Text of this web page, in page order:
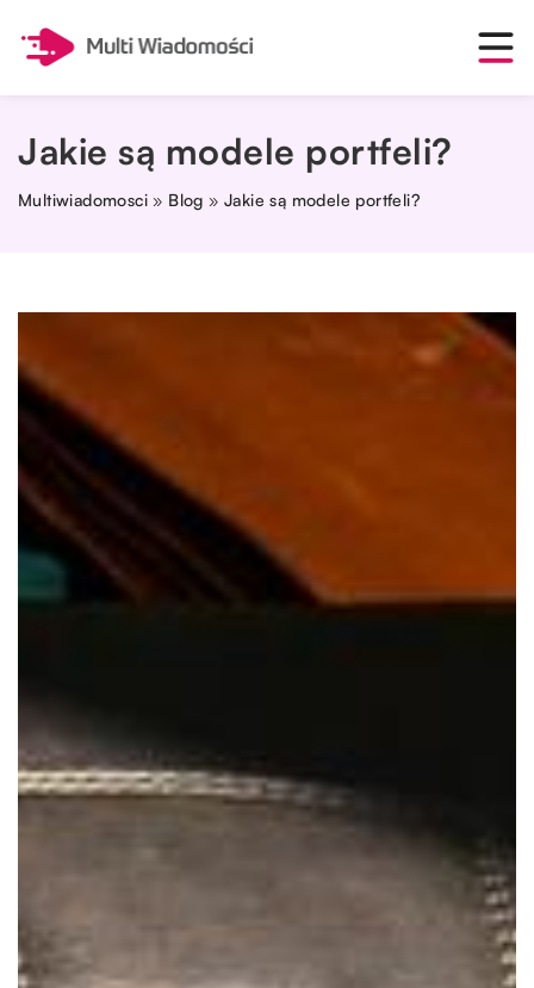
Jakie są modele portfeli?
Multiwiadomosci » Blog »Jakie są modele portfeli?